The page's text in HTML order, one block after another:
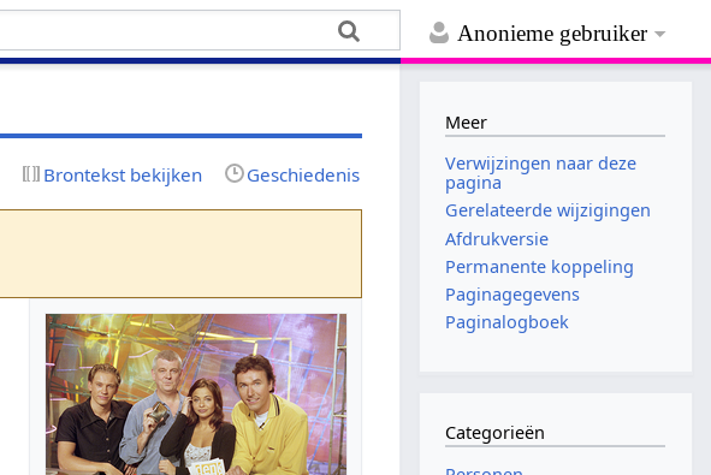
Anonieme gebruiker
Brontekst bekijken Geschiedenis
Meer
Verwijzingen naar deze
pagina
Gerelateerde wijzigingen
Afdrukversie
Permanente koppeling
Paginagegevens
Paginalogboek
Categorieën